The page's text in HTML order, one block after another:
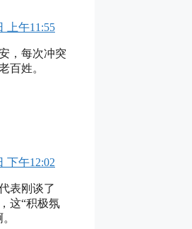
上午11:55
，每次冲突
百姓。
下午12:02
表刚谈了
这“积极氛